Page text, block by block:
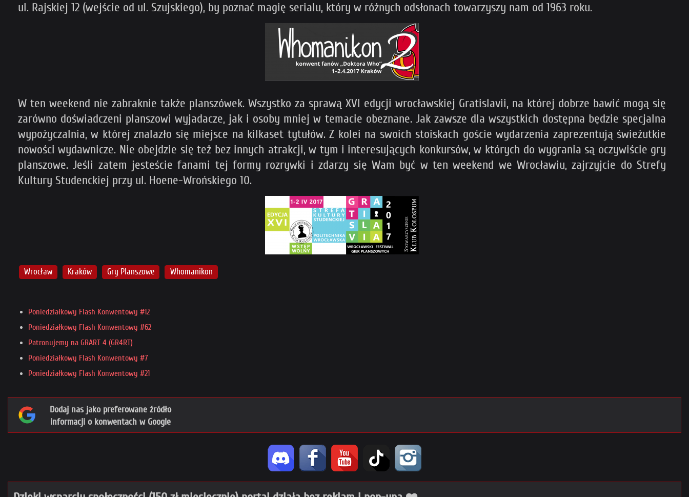
ul. Rajskiej 12 (wejście od ul. Szujskiego), by poznać magię serialu, który w różnych odsłonach towarzyszy nam od 1963 roku.
W ten weekend nie zabraknie także planszówek. Wszystko za sprawą XVI edycji wrocławskiej Gratislavii, na której dobrze bawić mogą się
zarówno doświadczeni planszowi wyjadacze, jak i osoby mniej w temacie obeznane. Jak zawsze dla wszystkich dostępna będzie specjalna
wypożyczalnia, w której znalazło się miejsce na kilkaset tytułów. Z kolei na swoich stoiskach goście wydarzenia zaprezentują świeżutkie
nowości wydawnicze. Nie obejdzie się też bez innych atrakcji, w tym i interesujących konkursów, w których do wygrania są oczywiście gry
planszowe. Jeśli zatem jesteście fanami tej formy rozrywki i zdarzy się Wam być w ten weekend we Wrocławiu, zajrzyjcie do Strefy
Kultury Studenckiej przy ul. Hoene-Wrońskiego 10.
Wrocław Kraków Gry Planszowe Whomanikon
Poniedziałkowy Flash Konwentowy #12
Poniedziałkowy Flash Konwentowy #62
Patronujemy na GRART 4 (GR4RT)
Poniedziałkowy Flash Konwentowy #7
Poniedziałkowy Flash Konwentowy #21
Dodaj nas jako preferowane źródło
informacji o konwentach w Google